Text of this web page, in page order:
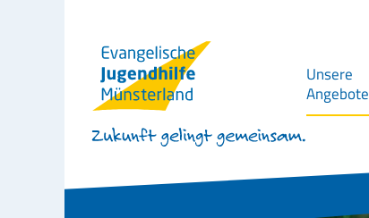
Unsere
Angebote